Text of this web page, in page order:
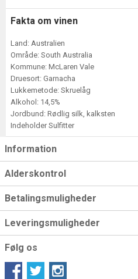
Fakta om vinen
Land: Australien
Område: South Australia
Kommune: McLaren Vale
Druesort: Garnacha
Lukkemetode: Skruelåg
Alkohol: 14,5%
Jordbund: Rødlig silk, kalksten
Indeholder Sulfitter
Information
Alderskontrol
Betalingsmuligheder
Leveringsmuligheder
Følg os